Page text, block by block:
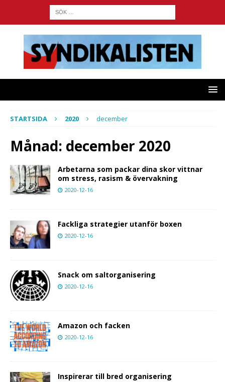
STARTSIDA 2020 december
Månad: december 2020
Arbetarna som packar dina skor vittnar
om stress, rasism & övervakning
2020-12-16
Fackliga strategier utanför boxen
2020-12-16
Snack om saltorganisering
2020-12-16
Amazon och facken
2020-12-16
Inspirerar till bred organisering